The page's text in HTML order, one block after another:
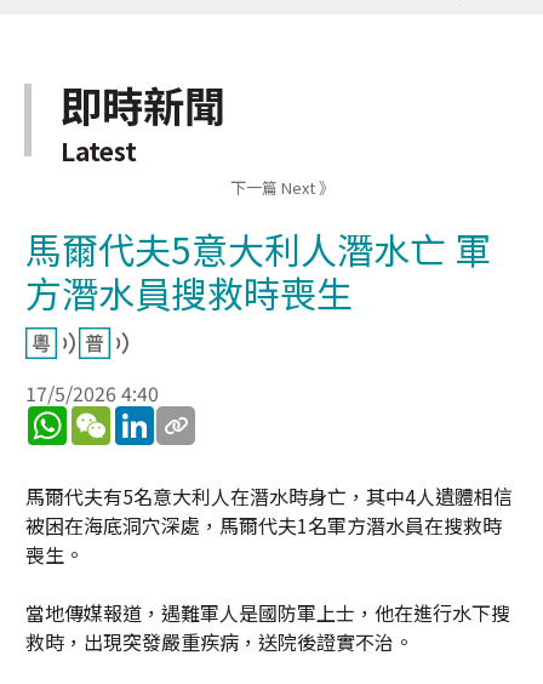
即時新聞
Latest
下一篇 Next 》
馬爾代夫5意大利人潛水亡 軍
方潛水員搜救時喪生
17/5/2026 4:40
WhatsApp
WeChatLinkedIn
馬爾代夫有5名意大利人在潛水時身亡，其中4人遺體相信
被困在海底洞穴深處，馬爾代夫1名軍方潛水員在搜救時
喪生。
當地傳媒報道，遇難軍人是國防軍上士，他在進行水下搜
救時，出現突發嚴重疾病，送院後證實不治。